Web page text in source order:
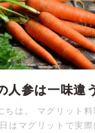
人参は一味違
ちは。 マグリット料
はマグリットで実際